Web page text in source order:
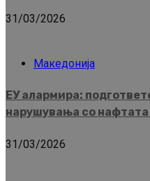
31/03/2026
Македонија
ЕУ алармира:
нарушувања со нафтата
31/03/2026